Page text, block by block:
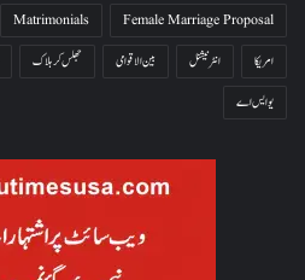
Female Marriage Proposal
Matrimonials
امریکا
انٹرنیشنل بین الاقوامی جھلس کر ہلاک
یو ایس اے